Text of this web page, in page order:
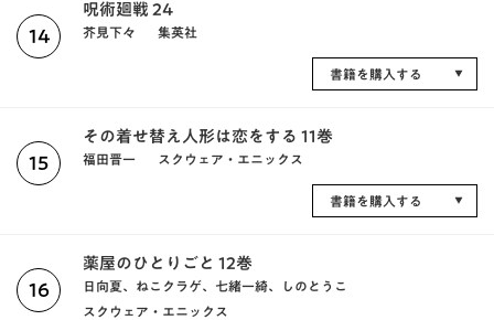
14
呪術廻戦 24
芥見下々 集英社
書籍を購入する
15
その着せ替え人形は恋をする 11巻
福田晋一 スクウェア・エニックス
書籍を購入する
16
薬屋のひとりごと 12巻
日向夏、ねこクラゲ、七緒一綺、しのとうこ
スクウェア・エニックス